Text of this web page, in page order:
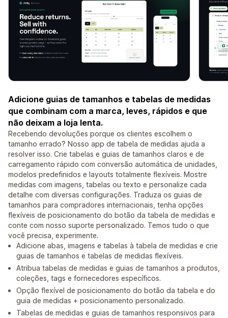
Adicione guias de tamanhos e tabelas de medidas
que combinam com a marca, leves, rápidos e que
não deixam a loja lenta.
Recebendo devoluções porque os clientes escolhem o
tamanho errado? Nosso app de tabela de medidas ajuda a
resolver isso. Crie tabelas e guias de tamanhos claros e de
carregamento rápido com conversão automática de unidades,
modelos predefinidos e layouts totalmente flexíveis. Mostre
medidas com imagens, tabelas ou texto e personalize cada
detalhe com diversas configurações. Traduza os guias de
tamanhos para compradores internacionais, tenha opções
flexíveis de posicionamento do botão da tabela de medidas e
conte com nosso suporte personalizado. Temos tudo o que
você precisa, experimente.
Adicione abas, imagens e tabelas à tabela de medidas e crie
guias de tamanhos e tabelas de medidas flexíveis.
Atribua tabelas de medidas e guias de tamanhos a produtos,
coleções, tags e fornecedores específicos.
Opção flexível de posicionamento do botão da tabela e do
guia de medidas + posicionamento personalizado.
Tabelas de medidas e guias de tamanhos responsivos para